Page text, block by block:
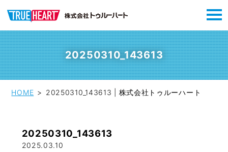
20250310_143613
HOME 20250310_143613 | 株式会社トゥルーハート
20250310_143613
2025.03.10